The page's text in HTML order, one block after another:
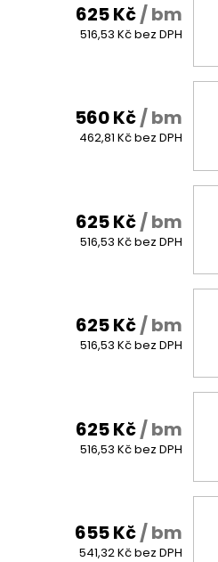
625 Kč/ bm
516,53 Kč bez DPH
560 Kč/ bm
462,81 Kč bez DPH
625 Kč/ bm
516,53 Kč bez DPH
625 Kč/ bm
516,53 Kč bez DPH
625 Kč/ bm
516,53 Kč bez DPH
655 Kč/ bm
541,32 Kč bez DPH